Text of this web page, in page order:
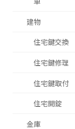
建物
住宅鍵交換
住宅鍵修理
住宅鍵取付
住宅開錠
金庫